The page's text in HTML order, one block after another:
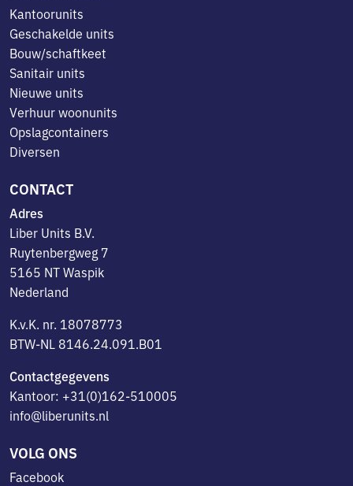
Kantoorunits
Geschakelde units
Bouw/schaftkeet
Sanitair units
Nieuwe units
Verhuur woonunits
Opslagcontainers
Diversen
CONTACT
Adres
Liber Units B.V.
Ruytenbergweg 7
5165 NT Waspik
Nederland
K.v.K. nr. 18078773
BTW-NL 8146.24.091.B01
Contactgegevens
Kantoor: +31(0)162-510005
info@liberunits.nl
VOLG ONS
Facebook